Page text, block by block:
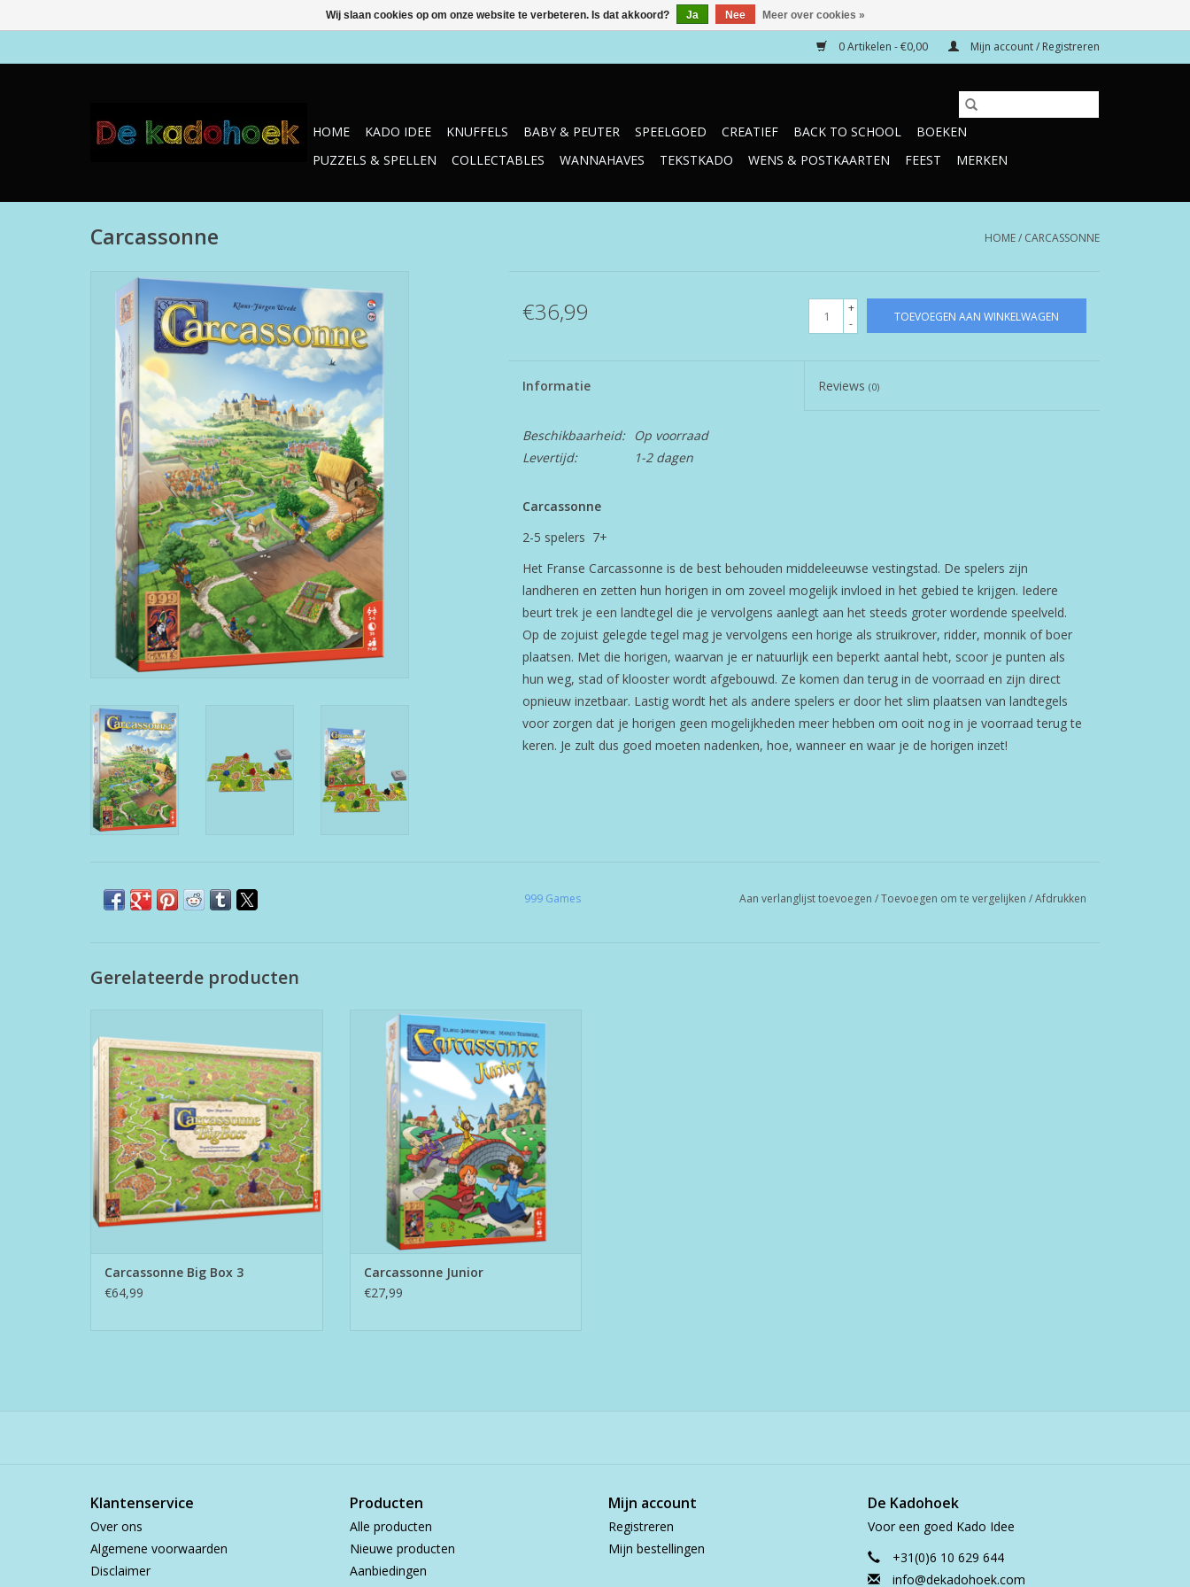
0 Artikelen - €0,00 Mijn account / Registreren
HOME KADO IDEE KNUFFELS BABY & PEUTER SPEELGOED CREATIEF BACK TO SCHOOL
BOEKEN
PUZZELS & SPELLEN
COLLECTABLES WANNAHAVES TEKSTKADO WENS & POSTKAARTEN FEEST MERKEN
Carcassonne HOME/ CARCASSONNE
€36,99
+
-
TOEVOEGEN AAN WINKELWAGEN
Informatie Reviews(0)
Beschikbaarheid:
Op voorraad
Levertijd:
1-2 dagen
Carcassonne
2-5 spelers 7+
Het Franse Carcassonne is de best behouden middeleeuwse vestingstad. De spelers zijn
landheren en zetten hun horigen in om zoveel mogelijk invloed in het gebied te krijgen. Iedere
beurt trek je een landtegel die je vervolgens aanlegt aan het steeds groter wordende speelveld.
Op de zojuist gelegde tegel mag je vervolgens een horige als struikrover, ridder, monnik of boer
plaatsen. Met die horigen, waarvan je er natuurlijk een beperkt aantal hebt, scoor je punten als
hun weg, stad of klooster wordt afgebouwd. Ze komen dan terug in de voorraad en zijn direct
opnieuw inzetbaar. Lastig wordt het als andere spelers er door het slim plaatsen van landtegels
voor zorgen dat je horigen geen mogelijkheden meer hebben om ooit nog in je voorraad terug te
keren. Je zult dus goed moeten nadenken, hoe, wanneer en waar je de horigen inzet!
999 Games Aan verlanglijst toevoegen /Toevoegen om te vergelijken /Afdrukken
Gerelateerde producten
Carcassonne Big Box 3
€64,99
Carcassonne Junior
TOEVOEGEN AAN WINKELWAGEN
Carcassonne Junior
€27,99
Klantenservice
Over ons
Algemene voorwaarden
Disclaimer
Producten
Alle producten
Nieuwe producten
Aanbiedingen
Mijn account
Registreren
Mijn bestellingen
De Kadohoek
Voor een goed Kado Idee
+31(0)6 10 629 644
info@dekadohoek.com
Wij slaan cookies op om onze website te verbeteren. Is dat akkoord? Ja Nee Meer over cookies »